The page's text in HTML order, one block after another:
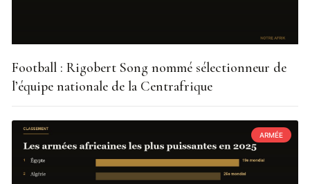
Football : Rigobert Song nommé sélectionneur de
l’équipe nationale de la Centrafrique
ARMÉE